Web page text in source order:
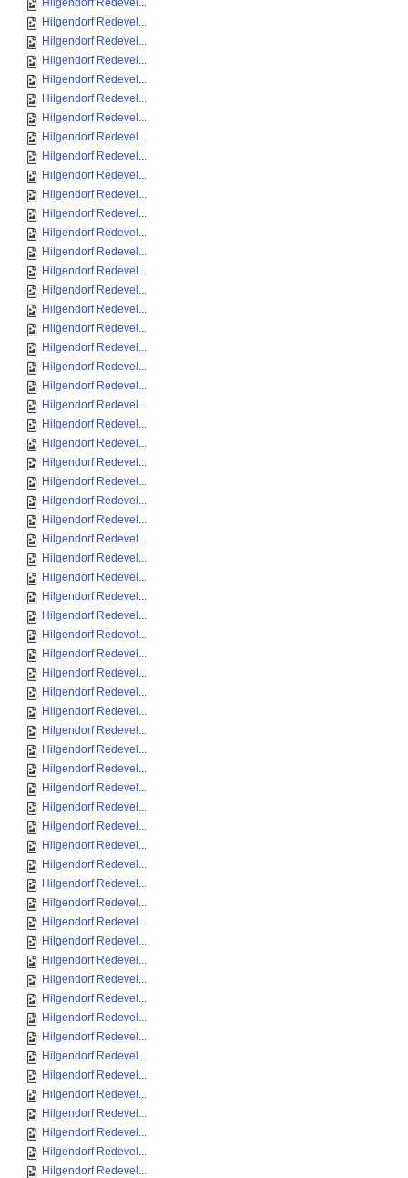
Hilgendorf Redevel...
Hilgendorf Redevel...
Hilgendorf Redevel...
Hilgendorf Redevel...
Hilgendorf Redevel...
Hilgendorf Redevel...
Hilgendorf Redevel...
Hilgendorf Redevel...
Hilgendorf Redevel...
Hilgendorf Redevel...
Hilgendorf Redevel...
Hilgendorf Redevel...
Hilgendorf Redevel...
Hilgendorf Redevel...
Hilgendorf Redevel...
Hilgendorf Redevel...
Hilgendorf Redevel...
Hilgendorf Redevel...
Hilgendorf Redevel...
Hilgendorf Redevel...
Hilgendorf Redevel...
Hilgendorf Redevel...
Hilgendorf Redevel...
Hilgendorf Redevel...
Hilgendorf Redevel...
Hilgendorf Redevel...
Hilgendorf Redevel...
Hilgendorf Redevel...
Hilgendorf Redevel...
Hilgendorf Redevel...
Hilgendorf Redevel...
Hilgendorf Redevel...
Hilgendorf Redevel...
Hilgendorf Redevel...
Hilgendorf Redevel...
Hilgendorf Redevel...
Hilgendorf Redevel...
Hilgendorf Redevel...
Hilgendorf Redevel...
Hilgendorf Redevel...
Hilgendorf Redevel...
Hilgendorf Redevel...
Hilgendorf Redevel...
Hilgendorf Redevel...
Hilgendorf Redevel...
Hilgendorf Redevel...
Hilgendorf Redevel...
Hilgendorf Redevel...
Hilgendorf Redevel...
Hilgendorf Redevel...
Hilgendorf Redevel...
Hilgendorf Redevel...
Hilgendorf Redevel...
Hilgendorf Redevel...
Hilgendorf Redevel...
Hilgendorf Redevel...
Hilgendorf Redevel...
Hilgendorf Redevel...
Hilgendorf Redevel...
Hilgendorf Redevel...
Hilgendorf Redevel...
Hilgendorf Redevel...